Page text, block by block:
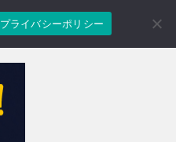
プライバシーポリシー